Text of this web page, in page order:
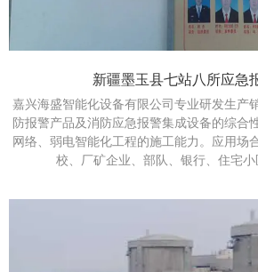
新疆墨玉县七站八所应急
嘉兴海盛智能化设备有限公司专业研发生产
防报警产品及消防应急报警集成设备的综合
网络、弱电智能化工程的施工能力。应用场
校、厂矿企业、部队、银行、住宅小